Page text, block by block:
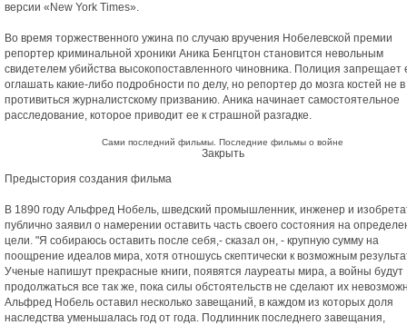
версии «New York Times».
Во время торжественного ужина по случаю вручения Нобелевской премии
репортер криминальной хроники Аника Бенгцтон становится невольным
свидетелем убийства высокопоставленного чиновника. Полиция запрещает
оглашать какие-либо подробности по делу, но репортер до мозга костей не
противиться журналистскому призванию. Аника начинает самостоятельное
расследование, которое приводит ее к страшной разгадке.
Сами последний фильмы. Последние фильмы о войне
Закрыть
Предыстория создания фильма
В 1890 году Альфред Нобель, шведский промышленник, инженер и
публично заявил о намерении оставить часть своего состояния на
цели. "Я собираюсь оставить после себя,- сказал он, - крупную сумму на
поощрение идеалов мира, хотя отношусь скептически к возможным
Ученые напишут прекрасные книги, появятся лауреаты мира, а войны будут
продолжаться все так же, пока силы обстоятельств не сделают их
Альфред Нобель оставил несколько завещаний, в каждом из которых доля
наследства уменьшалась год от года. Подлинник последнего завещания,